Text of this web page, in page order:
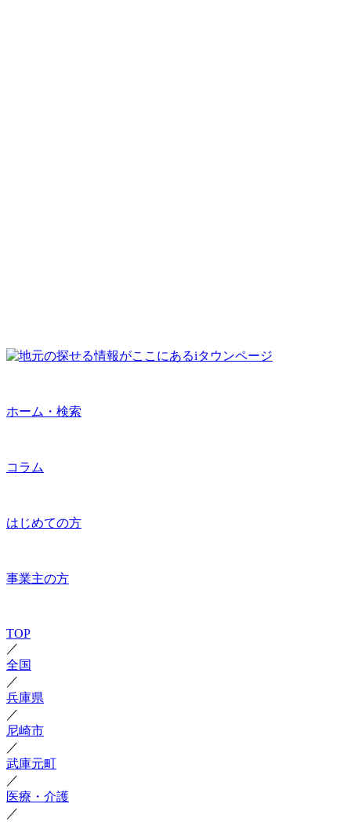
ホーム・検索
コラム
はじめての方
事業主の方
TOP
／
全国
／
兵庫県
／
尼崎市
／
武庫元町
／
医療・介護
／